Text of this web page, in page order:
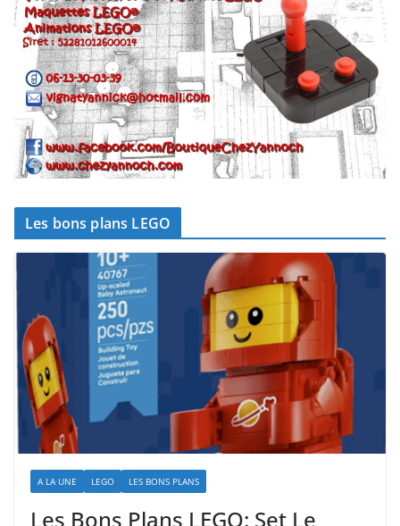
Les bons plans LEGO
A LA UNE LEGO LES BONS PLANS
Les Bons Plans LEGO: Set Le